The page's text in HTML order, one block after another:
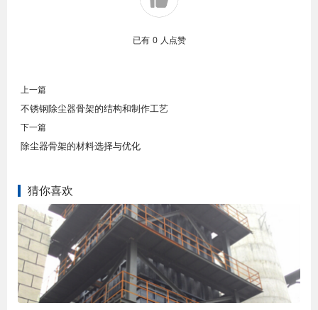
已有 0 人点赞
上一篇
不锈钢除尘器骨架的结构和制作工艺
下一篇
除尘器骨架的材料选择与优化
猜你喜欢